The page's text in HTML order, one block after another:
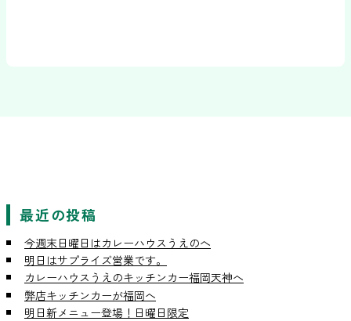
最近の投稿
今週末日曜日はカレーハウスうえのへ
明日はサプライズ営業です。
カレーハウスうえのキッチンカー福岡天神へ
弊店キッチンカーが福岡へ
明日新メニュー登場！日曜日限定